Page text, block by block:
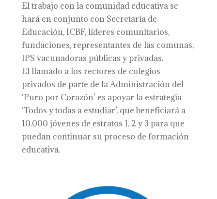
El trabajo con la comunidad educativa se
hará en conjunto con Secretaría de
Educación, ICBF, líderes comunitarios,
fundaciones, representantes de las comunas,
IPS vacunadoras públicas y privadas.
El llamado a los rectores de colegios
privados de parte de la Administración del
‘Puro por Corazón’ es apoyar la estrategia
‘Todos y todas a estudiar’, que beneficiará a
10.000 jóvenes de estratos 1, 2 y 3 para que
puedan continuar su proceso de formación
educativa.